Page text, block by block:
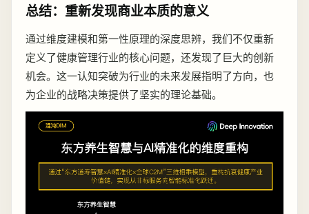
总结：重新发现商业本质的意义
通过维度建模和第一性原理的深度思辨，我们不仅重新
定义了健康管理行业的核心问题，还发现了巨大的创新
机会。这一认知突破为行业的未来发展指明了方向，也
为企业的战略决策提供了坚实的理论基础。